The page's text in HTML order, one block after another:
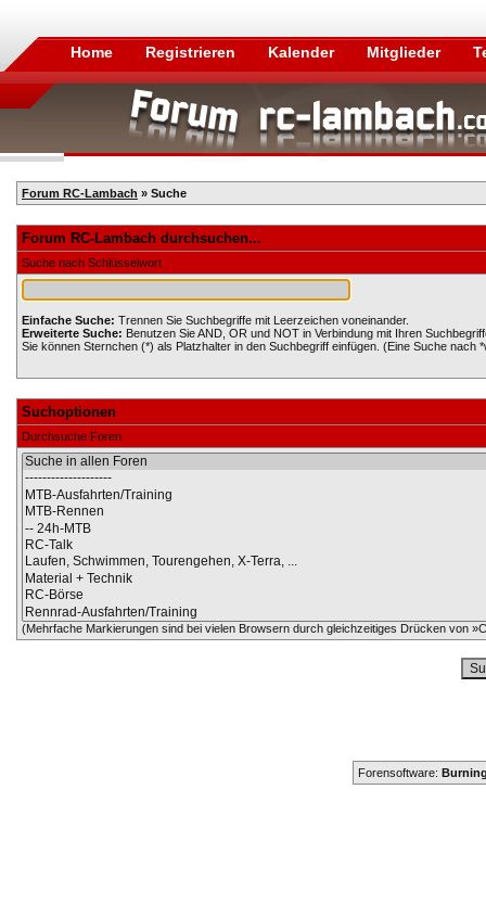
Home Registrieren Kalender Mitglieder
Forum RC-Lambach » Suche
Forum RC-Lambach durchsuchen...
Suche nach Schlüsselwort
Einfache Suche: Trennen Sie Suchbegriffe mit Leerzeichen voneinander.
Erweiterte Suche: Benutzen Sie AND, OR und NOT in Verbindung mit Ihren
Sie können Sternchen (*) als Platzhalter in den Suchbegriff einfügen. (Eine Suche nach
Suchoptionen
Durchsuche Foren
(Mehrfache Markierungen sind bei vielen Browsern durch gleichzeitiges Drücken von
Forensoftware: